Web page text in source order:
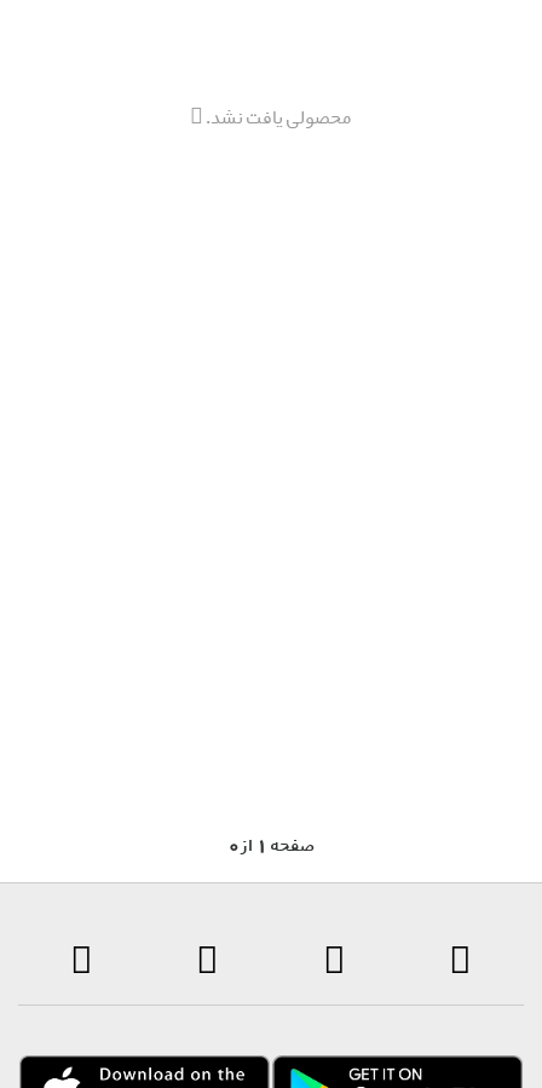
محصولی یافت نشد.
0 صفحه 1 از